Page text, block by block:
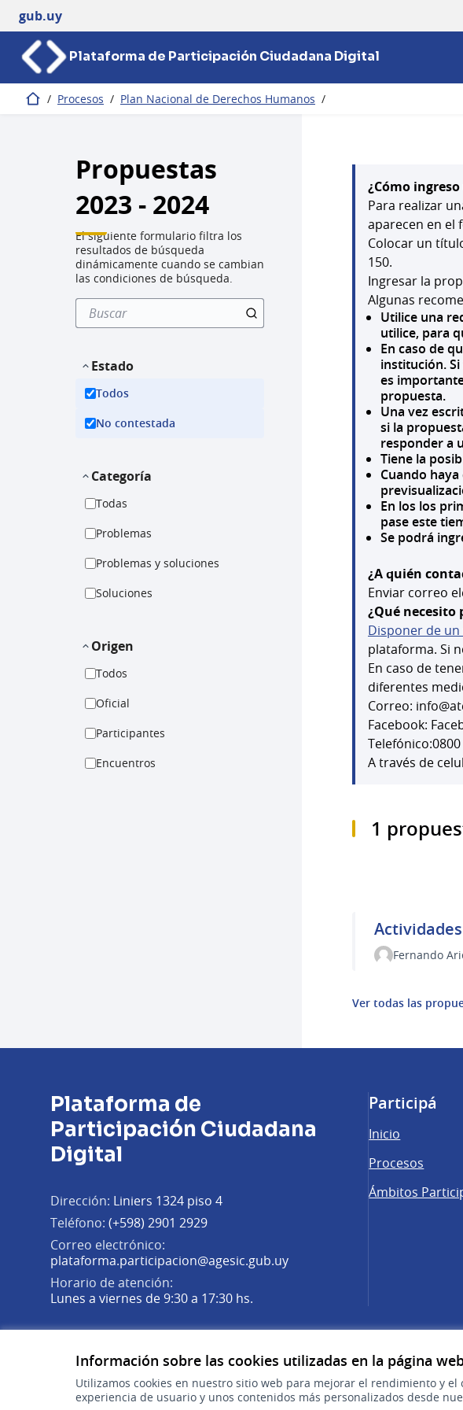
Información sobre las cookies utilizadas en la página
Utilizamos cookies en nuestro sitio web para mejorar el rendimiento y
experiencia de usuario y unos contenidos más personalizados desde
gub.uy
Plataforma de Participación Ciudadana Digital
Inicio / Procesos / Plan Nacional de Derechos Humanos /
Propuestas
2023 - 2024
El siguiente formulario filtra los
resultados de búsqueda
dinámicamente cuando se cambian
las condiciones de búsqueda.
Estado
Todos
No contestada
Categoría
Todas
Problemas
Problemas y soluciones
Soluciones
Origen
Todos
Oficial
Participantes
Encuentros
¿Cómo
Para realizar
aparecen en el
Colocar un
150.
Ingresar la
Algunas
Utilice una
utilice, para
En caso de
institución.
es
propuesta.
Una vez
si la
responder a
Tiene la
Cuando
En los los
pase este
Se podrá
¿A quién
Enviar correo
¿Qué
Disponer de
plataforma. Si
En caso de
diferentes
Correo:
Facebook:
Telefónico:0800
A través de
1
Fernando
Ver todas las
Plataforma de
Participación Ciudadana
Digital
Dirección: Liniers 1324 piso 4
Teléfono: (+598) 2901 2929
Correo electrónico:
plataforma.participacion@agesic.gub.uy(Abrir en una pestaña nueva)
Horario de atención:
Lunes a viernes de 9:30 a 17:30 hs.
(Enlace externo)
(Enlace externo)
(Enlace externo)
Participá
Inicio
Procesos
Ámbitos